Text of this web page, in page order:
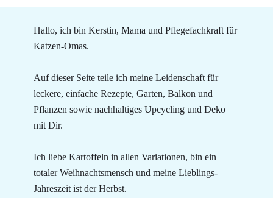
Hallo, ich bin Kerstin, Mama und Pflegefachkraft für
Katzen-Omas.
Auf dieser Seite teile ich meine Leidenschaft für
leckere, einfache Rezepte, Garten, Balkon und
Pflanzen sowie nachhaltiges Upcycling und Deko
mit Dir.
Ich liebe Kartoffeln in allen Variationen, bin ein
totaler Weihnachtsmensch und meine Lieblings-
Jahreszeit ist der Herbst.